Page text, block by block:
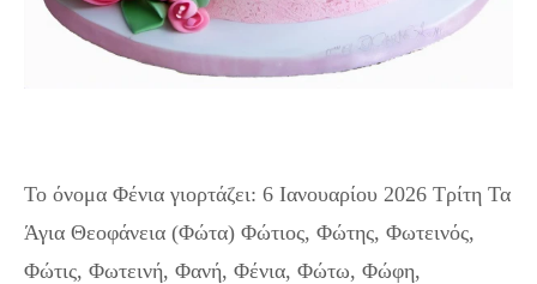
Το όνομα Φένια γιορτάζει: 6 Ιανουαρίου 2026 Τρίτη Τα
Άγια Θεοφάνεια (Φώτα) Φώτιος, Φώτης, Φωτεινός,
Φώτις, Φωτεινή, Φανή, Φένια, Φώτω, Φώφη,